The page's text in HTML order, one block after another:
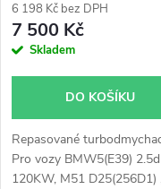
6 198 Kč bez DPH
7 500 Kč
Skladem
DO KOŠÍKU
Repasované
Pro vozy BMW5(E39) 2.5d
120KW, M51 D25(256D1)